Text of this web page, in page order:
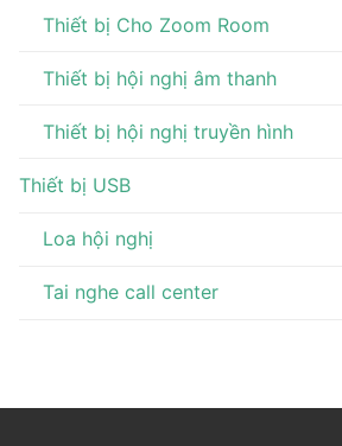
Thiết bị Cho Zoom Room
Thiết bị hội nghị âm thanh
Thiết bị hội nghị truyền hình
Thiết bị USB
Loa hội nghị
Tai nghe call center